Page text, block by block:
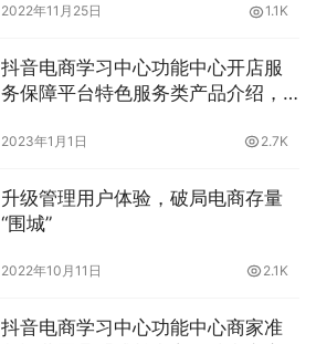
2022年11月25日 1.1K
抖音电商学习中心功能中心开店服
务保障平台特色服务类产品介绍，
诉你
2023年1月1日 2.7K
升级管理用户体验，破局电商存量
“围城”
2022年10月11日 2.1K
抖音电商学习中心功能中心商家准